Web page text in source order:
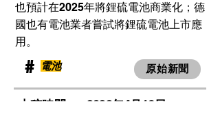
也預計在2025年將鋰硫電池商業化；德
國也有電池業者嘗試將鋰硫電池上市應
用。
​# 電池 原始新聞
​上稿時間： 2023年4月16日